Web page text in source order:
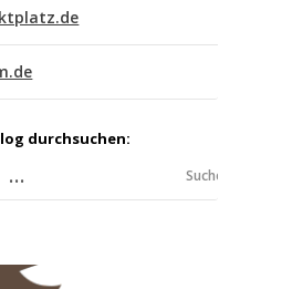
durchsuchen:
Suchen